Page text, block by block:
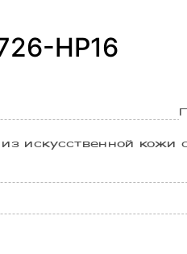
HP16
искусственной кожи